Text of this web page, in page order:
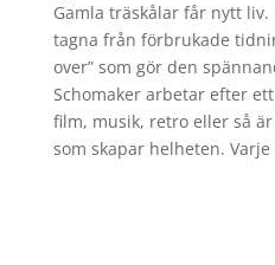
Gamla träskålar får nytt
tagna från förbrukade
over” som gör den
Schomaker arbetar efter
film, musik, retro eller så
som skapar helheten.